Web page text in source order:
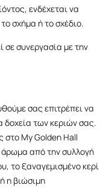
ενδέχεται να
σχήμα ή το σχέδιο.
σε συνεργασία με την
σας επιτρέπει να
δοχεία των κεριών σας.
στο My Golden Hall
από την συλλογή
το ξαναγεμισμένο κερί
η βιώσιμη